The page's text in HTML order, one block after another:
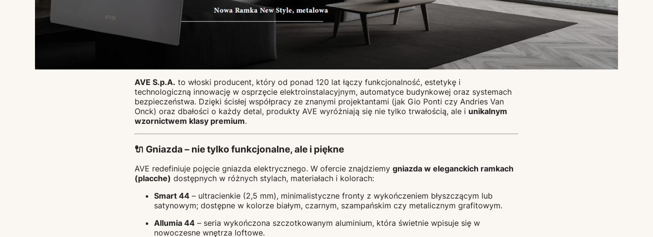
AVE S.p.A. to włoski producent, który od ponad 120 lat łączy funkcjonalność, estetykę i
technologiczną innowację w osprzęcie elektroinstalacyjnym, automatyce budynkowej oraz systemach
bezpieczeństwa. Dzięki ścisłej współpracy ze znanymi projektantami (jak Gio Ponti czy Andries Van
Onck) oraz dbałości o każdy detal, produkty AVE wyróżniają się nie tylko trwałością, ale i unikalnym
wzornictwem klasy premium.
🔌 Gniazda – nie tylko funkcjonalne, ale i piękne
AVE redefiniuje pojęcie gniazda elektrycznego. W ofercie znajdziemygniazda w eleganckich ramkach
(placche) dostępnych w różnych stylach, materiałach i kolorach:
Smart 44 – ultracienkie (2,5 mm), minimalistyczne fronty z wykończeniem błyszczącym lub
satynowym; dostępne w kolorze białym, czarnym, szampańskim czy metalicznym grafitowym.
Allumia 44 – seria wykończona szczotkowanym aluminium, która świetnie wpisuje się w
nowoczesne wnętrza loftowe.